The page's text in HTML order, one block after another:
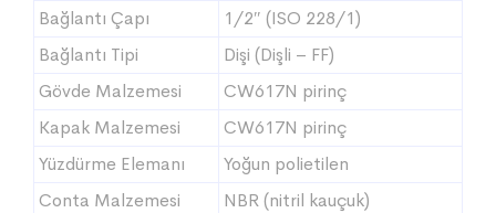
Bağlantı Çapı
1/2″ (ISO 228/1)
Bağlantı Tipi
Dişi (Dişli – FF)
Gövde Malzemesi
CW617N pirinç
Kapak Malzemesi
CW617N pirinç
Yüzdürme Elemanı
Yoğun polietilen
Conta Malzemesi
NBR (nitril kauçuk)